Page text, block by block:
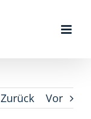
Zurück Vor